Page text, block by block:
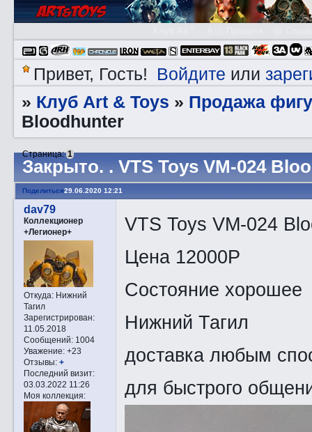
Привет, Гость! Войдите или
» Клуб Art & Toys » Продажа
Bloodhunter
Закрытo. . VTS Toys VM-024
Страница:1
Поделиться29.06.2020 12:21
dav79
Коллекционер
+Легионер+
Откуда:Нижний
Тагил
Зарегистрирован:
11.05.2018
Сообщений:1004
Уважение: +23
Отзывы: +
Последний визит:
03.03.2022 11:26
Моя коллекция:
VTS Toys VM-024
Цена 12000Р
Состояние хорошее
Нижний Тагил
доставка любым
для быстрого